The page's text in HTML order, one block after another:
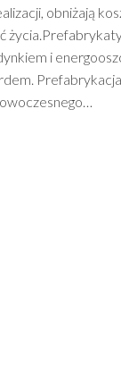
obniżają
i